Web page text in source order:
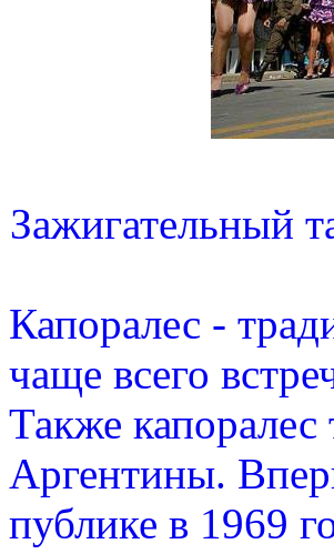
Зажигательный
Капоралес -
чаще всего
Также
Аргентины.
публике в 1969